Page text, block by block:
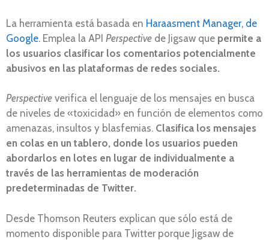
La herramienta está basada en Haraasment Manager, de
Google. Emplea la API Perspective de Jigsaw que permite a
los usuarios clasificar los comentarios potencialmente
abusivos en las plataformas de redes sociales.
Perspective verifica el lenguaje de los mensajes en busca
de niveles de «toxicidad» en función de elementos como
amenazas, insultos y blasfemias. Clasifica los mensajes
en colas en un tablero, donde los usuarios pueden
abordarlos en lotes en lugar de individualmente a
través de las herramientas de moderación
predeterminadas de Twitter.
Desde Thomson Reuters explican que sólo está de
momento disponible para Twitter porque Jigsaw de